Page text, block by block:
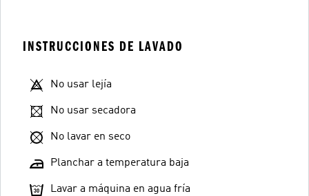
INSTRUCCIONES DE LAVADO
No usar lejía
No usar secadora
No lavar en seco
Planchar a temperatura baja
Lavar a máquina en agua fría